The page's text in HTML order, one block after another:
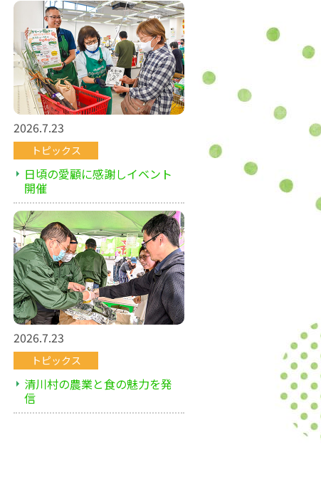
2026.7.23
トピックス
日頃の愛顧に感謝しイベント
開催
2026.7.23
トピックス
清川村の農業と食の魅力を発
信